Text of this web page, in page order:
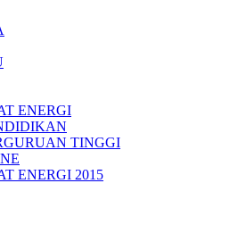
ENERGI
TINGGI
ENERGI 2015